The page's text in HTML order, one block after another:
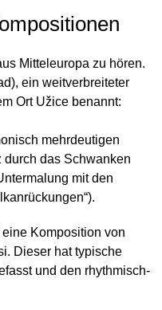
Mitteleuropa zu hören.
ein weitverbreiteter
Ort Užice benannt:
mehrdeutigen
durch das Schwanken
mit den
eine Komposition von
Dieser hat typische
und den rhythmisch-